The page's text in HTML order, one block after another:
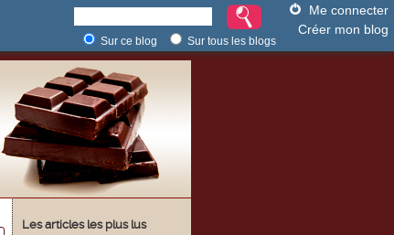
Me connecter
Créer mon blog
Sur ce blog Sur tous les blogs
Les articles les plus lus